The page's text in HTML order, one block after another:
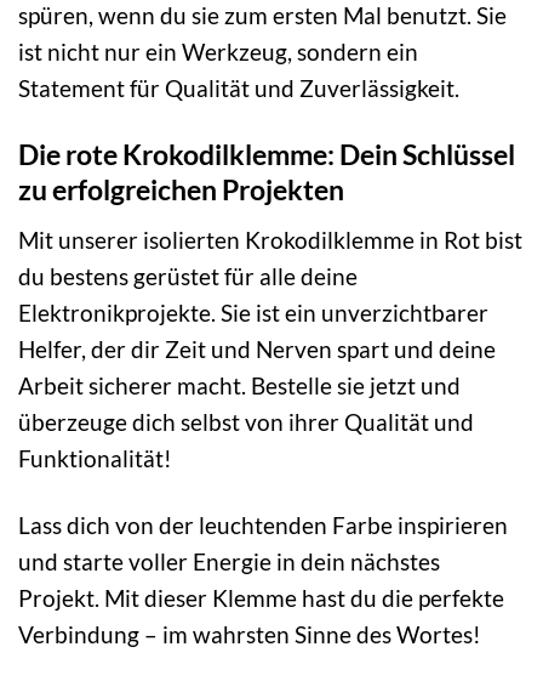
spüren, wenn du sie zum ersten Mal benutzt. Sie
ist nicht nur ein Werkzeug, sondern ein
Statement für Qualität und Zuverlässigkeit.
Die rote Krokodilklemme: Dein Schlüssel
zu erfolgreichen Projekten
Mit unserer isolierten Krokodilklemme in Rot bist
du bestens gerüstet für alle deine
Elektronikprojekte. Sie ist ein unverzichtbarer
Helfer, der dir Zeit und Nerven spart und deine
Arbeit sicherer macht. Bestelle sie jetzt und
überzeuge dich selbst von ihrer Qualität und
Funktionalität!
Lass dich von der leuchtenden Farbe inspirieren
und starte voller Energie in dein nächstes
Projekt. Mit dieser Klemme hast du die perfekte
Verbindung – im wahrsten Sinne des Wortes!